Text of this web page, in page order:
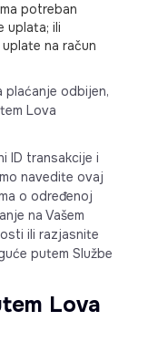
potreban
uplata; ili
na račun
plaćanje odbijen,
Lova
ID transakcije i
navedite ovaj
o određenoj
na Vašem
ili razjasnite
putem Službe
Lova